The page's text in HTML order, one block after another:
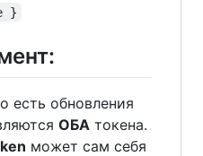
}
есть обновления
ОБА токена.
может сам себя